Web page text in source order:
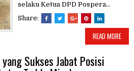
selaku Ketua DPD Pospera...
Share:
READ MORE
Sukses Jabat Posisi